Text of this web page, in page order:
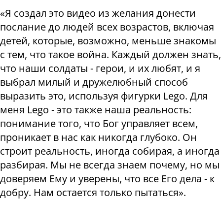
«Я создал это видео из желания донести
послание до людей всех возрастов, включая
детей, которые, возможно, меньше знакомы
с тем, что такое война. Каждый должен знать,
что наши солдаты - герои, и их любят, и я
выбрал милый и дружелюбный способ
выразить это, используя фигурки Lego. Для
меня Lego - это также наша реальность:
понимание того, что Бог управляет всем,
проникает в нас как никогда глубоко. Он
строит реальность, иногда собирая, а иногда
разбирая. Мы не всегда знаем почему, но мы
доверяем Ему и уверены, что все Его дела - к
добру. Нам остается только пытаться».